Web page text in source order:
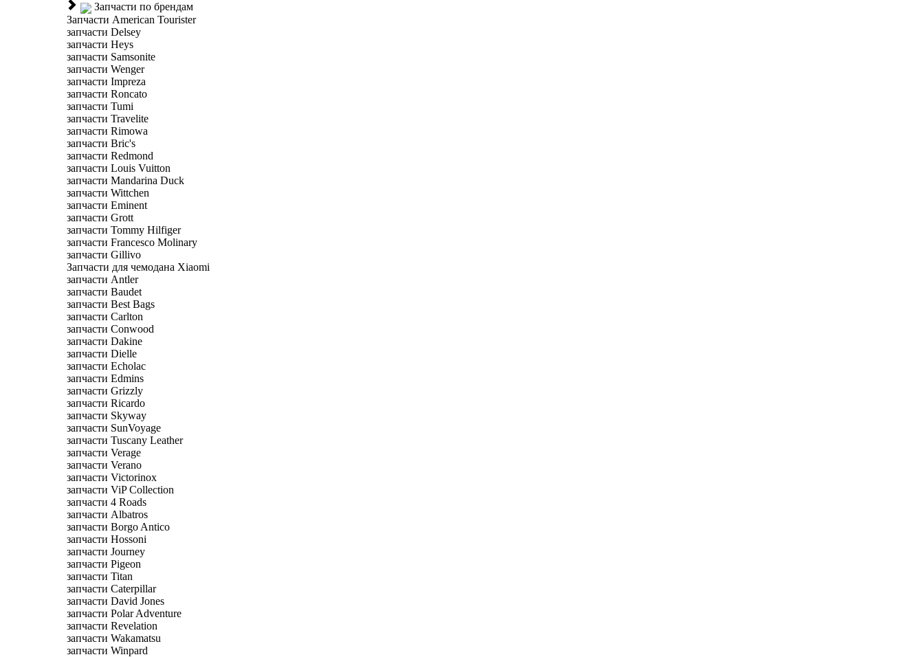
Запчасти по брендам
Запчасти American Tourister
запчасти Delsey
запчасти Heys
запчасти Samsonite
запчасти Wenger
запчасти Impreza
запчасти Roncato
запчасти Tumi
запчасти Travelite
запчасти Rimowa
запчасти Bric's
запчасти Redmond
запчасти Louis Vuitton
запчасти Mandarina Duck
запчасти Wittchen
запчасти Eminent
запчасти Grott
запчасти Tommy Hilfiger
запчасти Francesco Molinary
запчасти Gillivo
Запчасти для чемодана Xiaomi
запчасти Antler
запчасти Baudet
запчасти Best Bags
запчасти Carlton
запчасти Conwood
запчасти Dakine
запчасти Dielle
запчасти Echolac
запчасти Edmins
запчасти Grizzly
запчасти Ricardo
запчасти Skyway
запчасти SunVoyage
запчасти Tuscany Leather
запчасти Verage
запчасти Verano
запчасти Victorinox
запчасти ViP Collection
запчасти 4 Roads
запчасти Albatros
запчасти Borgo Antico
запчасти Hossoni
запчасти Journey
запчасти Pigeon
запчасти Titan
запчасти Caterpillar
запчасти David Jones
запчасти Polar Adventure
запчасти Revelation
запчасти Wakamatsu
запчасти Winpard